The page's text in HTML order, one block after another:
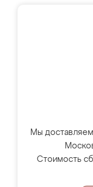
Мы
Стоимость